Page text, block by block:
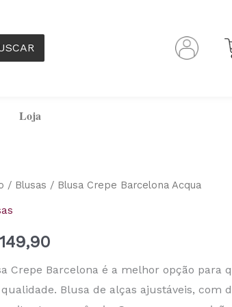
Loja
/ Blusas / Blusa Crepe Barcelona Acqua
149,90
Crepe Barcelona é a melhor opção para
Blusa de alças ajustáveis, com